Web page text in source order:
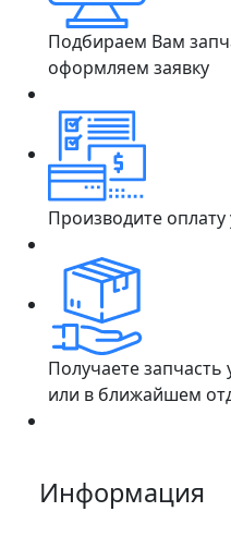
Подбираем Вам
оформляем заявку
Производите
Получаете запчасть
или в ближайшем
Информация